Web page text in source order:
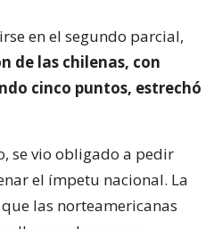
en el segundo parcial,
de las chilenas, con
cinco puntos, estrechó
se vio obligado a pedir
el ímpetu nacional. La
las norteamericanas